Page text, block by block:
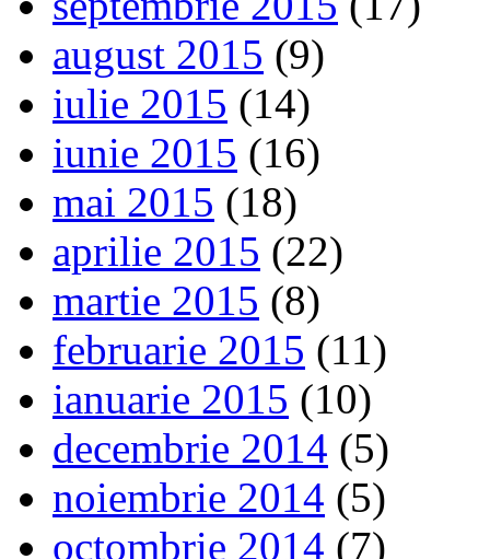
august 2015 (9)
iulie 2015 (14)
iunie 2015 (16)
mai 2015 (18)
aprilie 2015 (22)
martie 2015 (8)
februarie 2015 (11)
ianuarie 2015 (10)
decembrie 2014 (5)
noiembrie 2014 (5)
octombrie 2014 (7)